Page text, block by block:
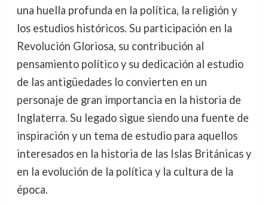
una huella profunda en la política, la religión y
los estudios históricos. Su participación en la
Revolución Gloriosa, su contribución al
pensamiento político y su dedicación al estudio
de las antigüedades lo convierten en un
personaje de gran importancia en la historia de
Inglaterra. Su legado sigue siendo una fuente de
inspiración y un tema de estudio para aquellos
interesados en la historia de las Islas Británicas y
en la evolución de la política y la cultura de la
época.